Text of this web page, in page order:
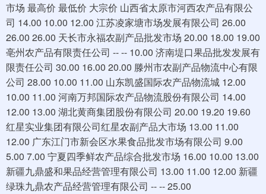
市场 最高价 最低价 大宗价 山西省太原市河西农产品有限公
司 14.00 10.00 12.00 江苏凌家塘市场发展有限公司 26.00
26.00 26.00 天长市永福农副产品批发市场 20.00 18.00 19.00
亳州农产品有限责任公司 -- -- 10.00 济南堤口果品批发发展有
限责任公司 30.00 16.00 20.00 滕州市农副产品物流中心有限
公司 28.00 10.00 11.00 山东凯盛国际农产品物流城 12.00
10.00 11.00 河南万邦国际农产品物流股份有限公司 14.00
12.00 13.00 湖北黄商集团股份有限公司 20.00 19.20 19.60
红星实业集团有限公司红星农副产品大市场 13.00 11.00
12.00 广东江门市新会区水果食品批发市场有限公司 9.00
5.00 7.00 宁夏四季鲜农产品综合批发市场 16.00 10.00 13.00
新疆九鼎盛和果品经营管理有限公司 13.00 11.00 12.00 新疆
绿珠九鼎农产品经营管理有限公司 -- -- 25.00